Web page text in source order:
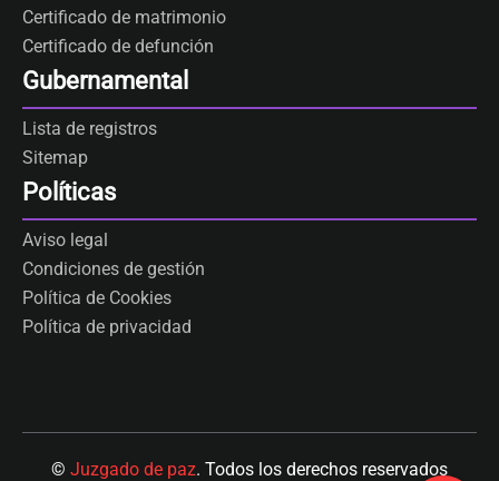
Certificado de matrimonio
Certificado de defunción
Gubernamental
Lista de registros
Sitemap
Políticas
Aviso legal
Condiciones de gestión
Política de Cookies
Política de privacidad
© Juzgado de paz. Todos los derechos reservados